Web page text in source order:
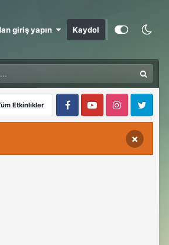
giriş yapın Kaydol
Etkinlikler
FacebookYoutube InstagramTwitter
×